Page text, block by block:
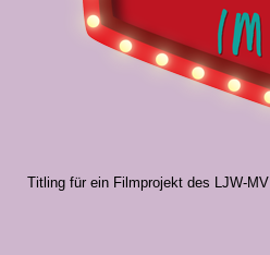
Titling für ein Filmprojekt des LJW-MV